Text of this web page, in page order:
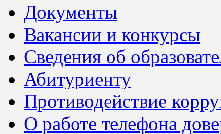
Документы
Вакансии и конкурсы
Сведения об
Абитуриенту
Противодействие
О работе телефона